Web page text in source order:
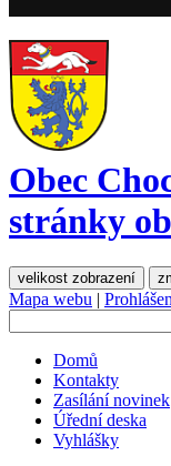
Obec
stránky
velikost zobrazení
Mapa webu |
Domů
Kontakty
Zasílání novinek
Úřední deska
Vyhlášky